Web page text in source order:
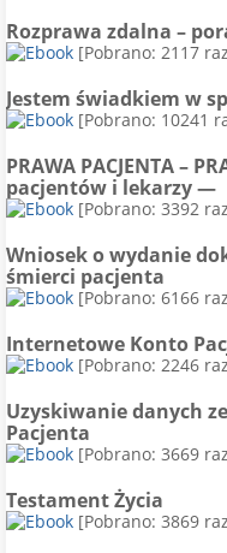
Rozprawa zdalna –
[Pobrano: 2117
Jestem świadkiem w
[Pobrano: 10241
PRAWA PACJENTA –
pacjentów i lekarzy —
[Pobrano: 3392
Wniosek o wydanie
śmierci pacjenta
[Pobrano: 6166
Internetowe Konto
[Pobrano: 2246
Uzyskiwanie danych
Pacjenta
[Pobrano: 3669
Testament Życia
[Pobrano: 3869